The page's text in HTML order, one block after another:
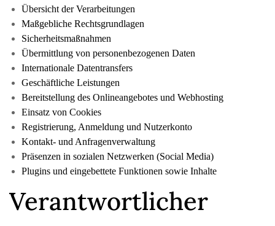
Übersicht der Verarbeitungen
Maßgebliche Rechtsgrundlagen
Sicherheitsmaßnahmen
Übermittlung von personenbezogenen Daten
Internationale Datentransfers
Geschäftliche Leistungen
Bereitstellung des Onlineangebotes und Webhosting
Einsatz von Cookies
Registrierung, Anmeldung und Nutzerkonto
Kontakt- und Anfragenverwaltung
Präsenzen in sozialen Netzwerken (Social Media)
Plugins und eingebettete Funktionen sowie Inhalte
Verantwortlicher